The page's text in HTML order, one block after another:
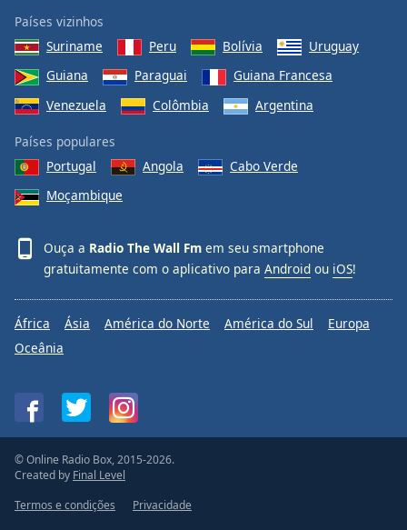
Países vizinhos
Suriname
Peru Bolívia
Uruguay
Guiana
Paraguai
Guiana Francesa
Venezuela
Colômbia Argentina
Países populares
Portugal
Angola
Cabo Verde
Moçambique
Ouça a Radio The Wall Fm em seu smartphone
gratuitamente com o aplicativo para Android ou iOS!
África Ásia América do Norte América do Sul
Europa
Oceânia
© Online Radio Box, 2015-2026.
Created by Final Level
Termos e condições
Privacidade